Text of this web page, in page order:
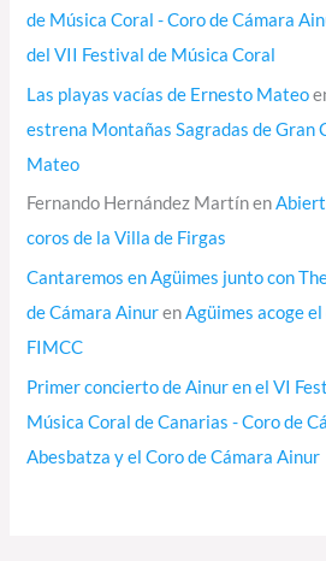
de Música Coral - Coro de Cámara
del VII Festival de Música Coral
Las playas vacías de Ernesto Mateo
estrena Montañas Sagradas de Gran
Mateo
Fernando Hernández Martínen
coros de la Villa de Firgas
Cantaremos en Agüimes junto con
de Cámara AinurenAgüimes acoge
FIMCC
Primer concierto de Ainur en el VI
Música Coral de Canarias - Coro de
Abesbatza y el Coro de Cámara Ainur